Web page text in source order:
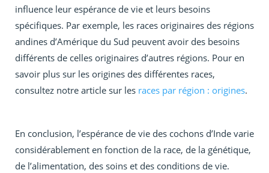
influence leur espérance de vie et leurs besoins
spécifiques. Par exemple, les races originaires des régions
andines d’Amérique du Sud peuvent avoir des besoins
différents de celles originaires d’autres régions. Pour en
savoir plus sur les origines des différentes races,
consultez notre article sur les races par région : origines.
En conclusion, l’espérance de vie des cochons d’Inde varie
considérablement en fonction de la race, de la génétique,
de l’alimentation, des soins et des conditions de vie.